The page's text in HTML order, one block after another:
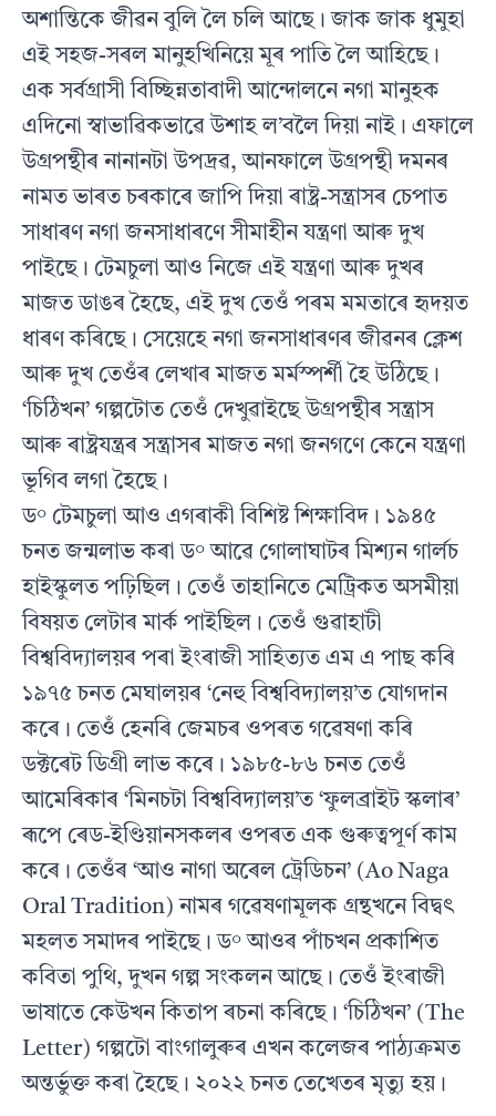
অশান্তিকে জীৱন বুলি লৈ চলি আছে। জাক জাক ধুমুহা
এই সহজ-সৰল মানুহখিনিয়ে মূৰ পাতি লৈ আহিছে।
এক সৰ্বগ্ৰাসী বিচ্ছিন্নতাবাদী আন্দোলনে নগা মানুহক
এদিনো স্বাভাৱিকভাৱে উশাহ ল’বলৈ দিয়া নাই। এফালে
উগ্ৰপন্থীৰ নানানটা উপদ্ৰৱ, আনফালে উগ্ৰপন্থী দমনৰ
নামত ভাৰত চৰকাৰে জাপি দিয়া ৰাষ্ট্ৰ-সন্ত্ৰাসৰ চেপাত
সাধাৰণ নগা জনসাধাৰণে সীমাহীন যন্ত্ৰণা আৰু দুখ
পাইছে। টেমচুলা আও নিজে এই যন্ত্ৰণা আৰু দুখৰ
মাজত ডাঙৰ হৈছে, এই দুখ তেওঁ পৰম মমতাৰে হৃদয়ত
ধাৰণ কৰিছে। সেয়েহে নগা জনসাধাৰণৰ জীৱনৰ ক্লেশ
আৰু দুখ তেওঁৰ লেখাৰ মাজত মৰ্মস্পৰ্শী হৈ উঠিছে।
‘চিঠিখন’ গল্পটোত তেওঁ দেখুৱাইছে উগ্ৰপন্থীৰ সন্ত্ৰাস
আৰু ৰাষ্ট্ৰযন্ত্ৰৰ সন্ত্ৰাসৰ মাজত নগা জনগণে কেনে যন্ত্ৰণা
ভূগিব লগা হৈছে।
ড° টেমচুলা আও এগৰাকী বিশিষ্ট শিক্ষাবিদ। ১৯৪৫
চনত জন্মলাভ কৰা ড° আৱে গোলাঘাটৰ মিশ্যন গাৰ্লচ
হাইস্কুলত পঢ়িছিল। তেওঁ তাহানিতে মেট্ৰিকত অসমীয়া
বিষয়ত লেটাৰ মাৰ্ক পাইছিল। তেওঁ গুৱাহাটী
বিশ্ববিদ্যালয়ৰ পৰা ইংৰাজী সাহিত্যত এম এ পাছ কৰি
১৯৭৫ চনত মেঘালয়ৰ ‘নেহু বিশ্ববিদ্যালয়’ত যোগদান
কৰে। তেওঁ হেনৰি জেমচৰ ওপৰত গৱেষণা কৰি
ডক্টৰেট ডিগ্ৰী লাভ কৰে। ১৯৮৫-৮৬ চনত তেওঁ
আমেৰিকাৰ ‘মিনচটা বিশ্ববিদ্যালয়’ত ‘ফুলব্ৰাইট স্কলাৰ’
ৰূপে ৰেড-ইণ্ডিয়ানসকলৰ ওপৰত এক গুৰুত্বপূৰ্ণ কাম
কৰে। তেওঁৰ ‘আও নাগা অৰেল ট্ৰেডিচন’ (Ao Naga
Oral Tradition) নামৰ গৱেষণামূলক গ্ৰন্থখনে বিদ্বৎ
মহলত সমাদৰ পাইছে। ড° আওৰ পাঁচখন প্ৰকাশিত
কবিতা পুথি, দুখন গল্প সংকলন আছে। তেওঁ ইংৰাজী
ভাষাতে কেউখন কিতাপ ৰচনা কৰিছে। ‘চিঠিখন’ (The
Letter) গল্পটো বাংগালুৰুৰ এখন কলেজৰ পাঠ্যক্ৰমত
অন্তৰ্ভুক্ত কৰা হৈছে। ২০২২ চনত তেখেতৰ মৃত্যু হয়।